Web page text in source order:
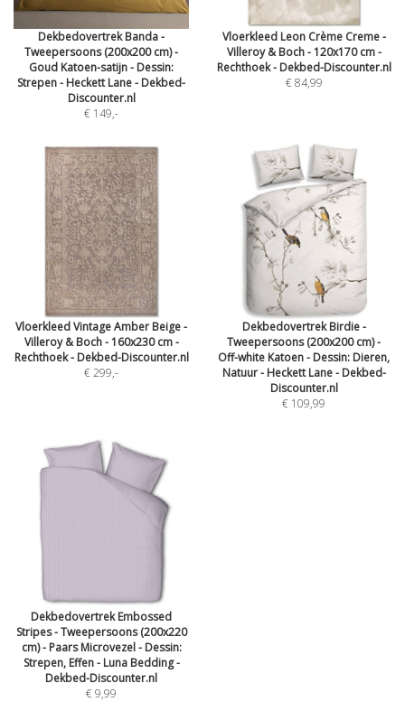
Dekbedovertrek Banda -
Tweepersoons (200x200 cm) -
Goud Katoen-satijn - Dessin:
Strepen - Heckett Lane - Dekbed-
Discounter.nl
€ 149,-
Vloerkleed Leon Crème Creme -
Villeroy & Boch - 120x170 cm -
Rechthoek - Dekbed-Discounter.nl
€ 84,99
Vloerkleed Vintage Amber Beige -
Villeroy & Boch - 160x230 cm -
Rechthoek - Dekbed-Discounter.nl
€ 299,-
Dekbedovertrek Birdie -
Tweepersoons (200x200 cm) -
Off-white Katoen - Dessin: Dieren,
Natuur - Heckett Lane - Dekbed-
Discounter.nl
€ 109,99
Dekbedovertrek Embossed
Stripes - Tweepersoons (200x220
cm) - Paars Microvezel - Dessin:
Strepen, Effen - Luna Bedding -
Dekbed-Discounter.nl
€ 9,99